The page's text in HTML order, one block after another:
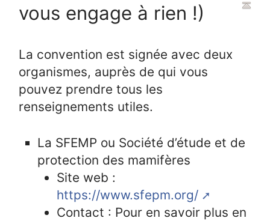
vous engage à rien !)
La convention est signée avec deux
organismes, auprès de qui vous
pouvez prendre tous les
renseignements utiles.
La SFEMP ou Société d’étude et de
protection des mamifères
Site web :
https://www.sfepm.org/
Contact : Pour en savoir plus en